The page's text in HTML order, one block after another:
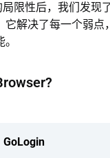
限性后，我们发现
它解决了每一个弱点
GoLogin